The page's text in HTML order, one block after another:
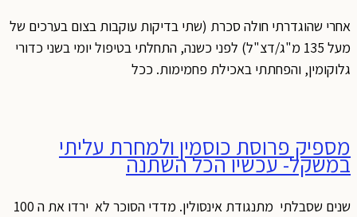
אחרי שהוגדרתי חולה סכרת (שתי בדיקות עוקבות בצום בערכים של
מעל 135 מ"ג/דצ"ל) לפני כשנה, התחלתי בטיפול יומי בשני כדורי
גלוקומין, והפחתתי באכילת פחמימות. ככל
מספיק פרוסת כוסמין ולמחרת עליתי
במשקל- עכשיו הכל השתנה
שנים שסבלתי מתנגודת אינסולין. מדדי הסוכר לא ירדו את ה 100